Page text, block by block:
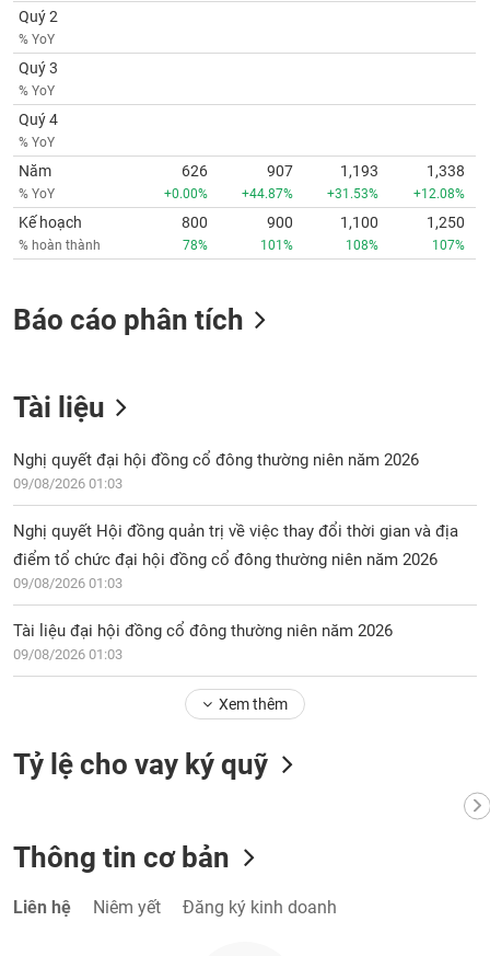
Quý 2
% YoY
Quý 3
% YoY
Quý 4
% YoY
Năm
% YoY
626
+0.00%
907
+44.87%
1,193
+31.53%
1,338
+12.08%
Kế hoạch
% hoàn thành
800
78%
900
101%
1,100
108%
1,250
107%
Báo cáo phân tích
Tài liệu
Nghị quyết đại hội đồng cổ đông thường niên năm 2026
09/08/2026 01:03
Nghị quyết Hội đồng quản trị về việc thay đổi thời gian và địa
điểm tổ chức đại hội đồng cổ đông thường niên năm 2026
09/08/2026 01:03
Tài liệu đại hội đồng cổ đông thường niên năm 2026
09/08/2026 01:03
Xem thêm
Tỷ lệ cho vay ký quỹ
Thông tin cơ bản
Liên hệ Niêm yết Đăng ký kinh doanh
tích
(-)
Thuật
ngữ
(-)
Dịch
vụ
(-)
tạo
chính
tư
thông
Dữ